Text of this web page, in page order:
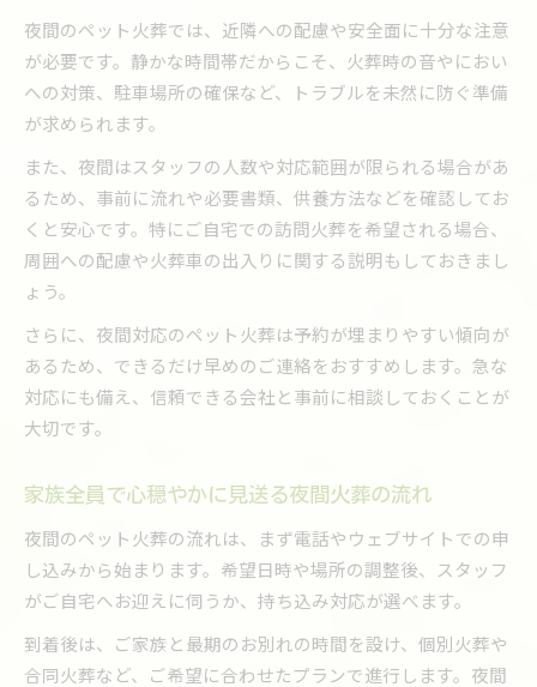
工夫
信頼できるペット火葬を選ぶための心得
信頼できるペット火葬業者の選び方と基準
ペット火葬選びで重視したい丁寧な説明対応
事前相談で安心するペット火葬サービスの選び
急な夜間の別れに備えるペット火葬の準備
夜間対応ペット火葬の連絡先と相談方法
急な依頼時に役立つペット火葬の流れ
夜間のペット火葬では、近隣への配慮や安全面に十分な注意
が必要です。静かな時間帯だからこそ、火葬時の音やにおい
への対策、駐車場所の確保など、トラブルを未然に防ぐ準備
が求められます。
また、夜間はスタッフの人数や対応範囲が限られる場合があ
るため、事前に流れや必要書類、供養方法などを確認してお
くと安心です。特にご自宅での訪問火葬を希望される場合、
周囲への配慮や火葬車の出入りに関する説明もしておきまし
ょう。
さらに、夜間対応のペット火葬は予約が埋まりやすい傾向が
あるため、できるだけ早めのご連絡をおすすめします。急な
対応にも備え、信頼できる会社と事前に相談しておくことが
大切です。
家族全員で心穏やかに見送る夜間火葬の流れ
夜間のペット火葬の流れは、まず電話やウェブサイトでの申
し込みから始まります。希望日時や場所の調整後、スタッフ
がご自宅へお迎えに伺うか、持ち込み対応が選べます。
到着後は、ご家族と最期のお別れの時間を設け、個別火葬や
合同火葬など、ご希望に合わせたプランで進行します。夜間